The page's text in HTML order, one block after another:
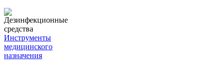
Инструменты
медицинского
назначения